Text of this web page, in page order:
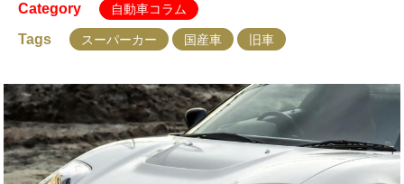
Category 自動車コラム
Tags スーパーカー 国産車 旧車